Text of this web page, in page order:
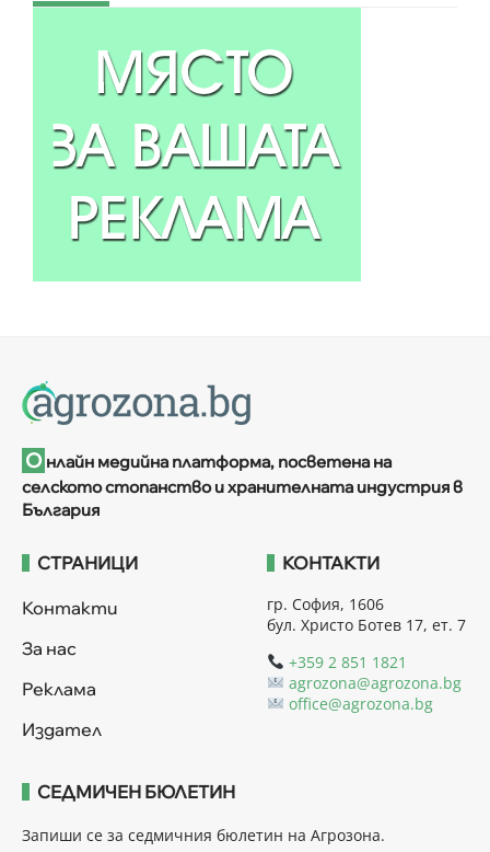
О нлайн медийна платформа, посветена на
селското стопанство и хранителната индустрия в
България
СТРАНИЦИ
Контакти
За нас
Реклама
Издател
КОНТАКТИ
гр. София, 1606
бул. Христо Ботев 17, ет. 7
+359 2 851 1821
agrozona@agrozona.bg
office@agrozona.bg
СЕДМИЧЕН БЮЛЕТИН
Запиши се за седмичния бюлетин на Агрозона.